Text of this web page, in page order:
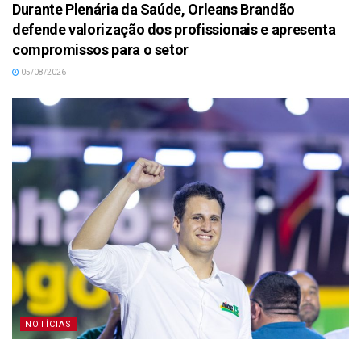
Durante Plenária da Saúde, Orleans Brandão
defende valorização dos profissionais e apresenta
compromissos para o setor
05/08/2026
NOTÍCIAS